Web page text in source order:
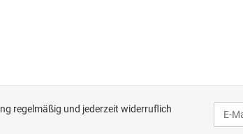
regelmäßig und jederzeit widerruflich